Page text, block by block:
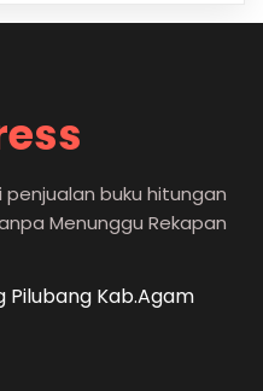
buku hitungan
Menunggu Rekapan
Pilubang Kab.Agam